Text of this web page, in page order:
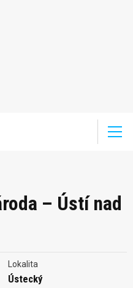
– Ústí nad
Lokalita
Ústecký